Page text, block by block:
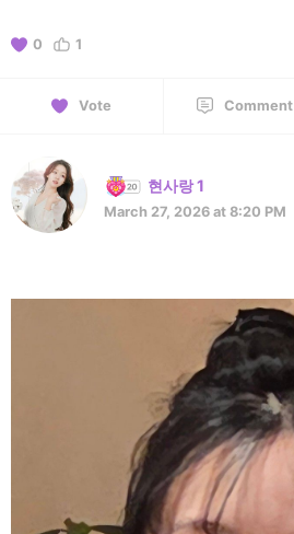
0 1
Vote Comment
현사랑 1
March 27, 2026 at 8:20 PM